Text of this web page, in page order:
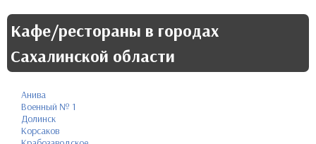
Кафе/рестораны в городах
Сахалинской области
Анива
Военный № 1
Долинск
Корсаков